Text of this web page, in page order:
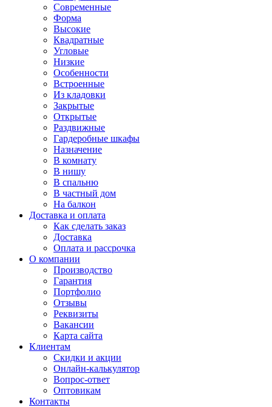
Современные
Форма
Высокие
Квадратные
Угловые
Низкие
Особенности
Встроенные
Из кладовки
Закрытые
Открытые
Раздвижные
Гардеробные шкафы
Назначение
В комнату
В нишу
В спальню
В частный дом
На балкон
Доставка и оплата
Как сделать заказ
Доставка
Оплата и рассрочка
О компании
Производство
Гарантия
Портфолио
Отзывы
Реквизиты
Вакансии
Карта сайта
Клиентам
Скидки и акции
Онлайн-калькулятор
Вопрос-ответ
Оптовикам
Контакты